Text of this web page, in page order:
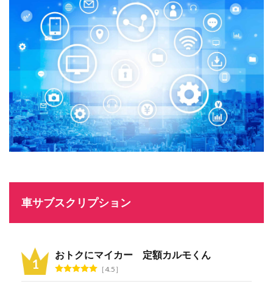
車サブスクリプション
おトクにマイカー 定額カルモくん
4.5